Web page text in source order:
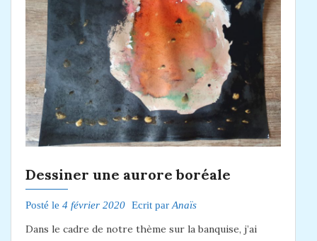
Dessiner une aurore boréale
Posté le 4 février 2020 Ecrit par Anaïs
Dans le cadre de notre thème sur la banquise, j’ai